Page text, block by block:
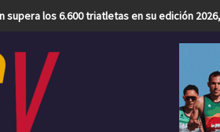
supera los 6.600 triatletas en su edición